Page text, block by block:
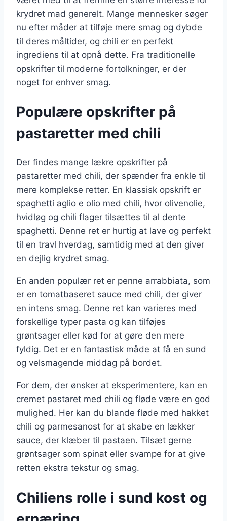
krydret mad generelt. Mange mennesker søger
nu efter måder at tilføje mere smag og dybde
til deres måltider, og chili er en perfekt
ingrediens til at opnå dette. Fra traditionelle
opskrifter til moderne fortolkninger, er der
noget for enhver smag.
Populære opskrifter på
pastaretter med chili
Der findes mange lækre opskrifter på
pastaretter med chili, der spænder fra enkle til
mere komplekse retter. En klassisk opskrift er
spaghetti aglio e olio med chili, hvor olivenolie,
hvidløg og chili flager tilsættes til al dente
spaghetti. Denne ret er hurtig at lave og perfekt
til en travl hverdag, samtidig med at den giver
en dejlig krydret smag.
En anden populær ret er penne arrabbiata, som
er en tomatbaseret sauce med chili, der giver
en intens smag. Denne ret kan varieres med
forskellige typer pasta og kan tilføjes
grøntsager eller kød for at gøre den mere
fyldig. Det er en fantastisk måde at få en sund
og velsmagende middag på bordet.
For dem, der ønsker at eksperimentere, kan en
cremet pastaret med chili og fløde være en god
mulighed. Her kan du blande fløde med hakket
chili og parmesanost for at skabe en lækker
sauce, der klæber til pastaen. Tilsæt gerne
grøntsager som spinat eller svampe for at give
retten ekstra tekstur og smag.
Chiliens rolle i sund kost og